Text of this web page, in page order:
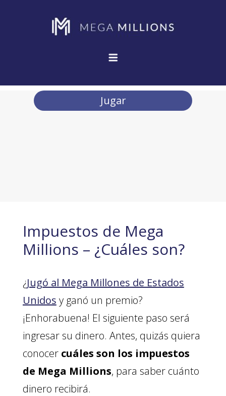
Jugar
Impuestos de Mega
Millions – ¿Cuáles son?
¿Jugó al Mega Millones de Estados
Unidos y ganó un premio?
¡Enhorabuena! El siguiente paso será
ingresar su dinero. Antes, quizás quiera
conocer cuáles son los impuestos
de Mega Millions, para saber cuánto
dinero recibirá.